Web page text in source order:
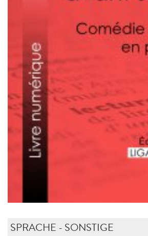
SPRACHE - SONSTIGE